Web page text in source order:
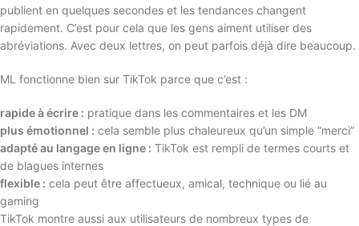
publient en quelques secondes et les tendances changent
rapidement. C’est pour cela que les gens aiment utiliser des
abréviations. Avec deux lettres, on peut parfois déjà dire beaucoup.
ML fonctionne bien sur TikTok parce que c’est :
rapide à écrire : pratique dans les commentaires et les DM
plus émotionnel : cela semble plus chaleureux qu’un simple “merci”
adapté au langage en ligne : TikTok est rempli de termes courts et
de blagues internes
flexible : cela peut être affectueux, amical, technique ou lié au
gaming
TikTok montre aussi aux utilisateurs de nombreux types de